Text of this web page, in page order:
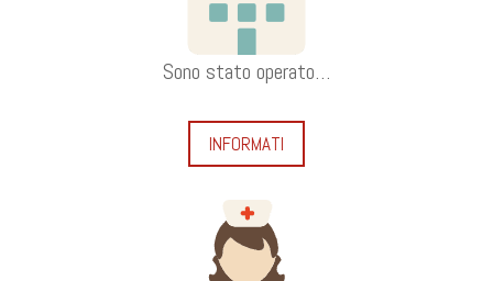
Sono stato operato…
INFORMATI